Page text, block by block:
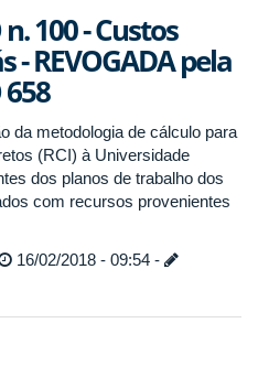
100 - Custos
REVOGADA pela
658
da metodologia de cálculo para
(RCI) à Universidade
dos planos de trabalho dos
com recursos provenientes
16/02/2018 - 09:54 -